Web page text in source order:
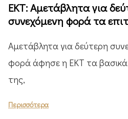
ΕΚΤ: Αμετάβλητα για
συνεχόμενη φορά τα
Αμετάβλητα για δεύτερη
φορά άφησε η ΕΚΤ τα βασικά
της,
Περισσότερα